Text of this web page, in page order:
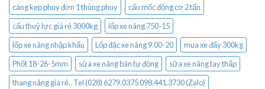
càng kẹp phuy đơn 1 thùng phuy
cẩu mốc động cơ 2 tấn
cẩu thuỷ lực giá rẻ 3000kg
lốp xe nâng 750-15
lốp xe nâng nhập khẩu
Lốp đặc xe nâng 9.00-20
mua xe đẩy 300kg
Phốt 18-26-5mm
sửa xe nâng bán tự động
sữa xe nâng tay thấp
thang nâng giá rẻ.. Tel (028) 6279.0375 098.441.3730 (Zalo)